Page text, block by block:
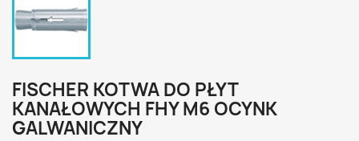
FISCHER KOTWA DO PŁYT
KANAŁOWYCH FHY M6 OCYNK
GALWANICZNY